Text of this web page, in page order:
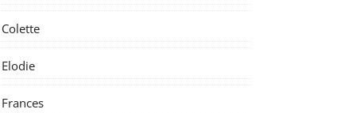
Colette
Elodie
Frances